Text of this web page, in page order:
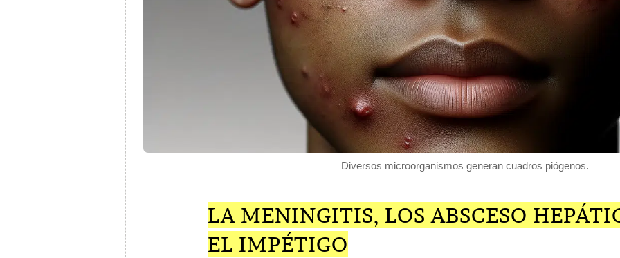
Diversos microorganismos generan cuadros piógenos.
LA MENINGITIS, LOS ABSCESO
EL IMPÉTIGO